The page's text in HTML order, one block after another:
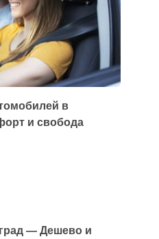
в
и свобода
— Дешево и